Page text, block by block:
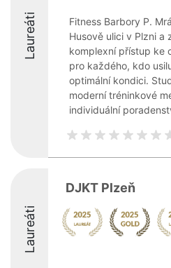
Laureáti
Fitness Barbory P.
Husově ulici v Plzni a
komplexní přístup ke
pro každého, kdo
optimální kondici.
moderní tréninkové
individuální
Laureáti
DJKT Plzeň